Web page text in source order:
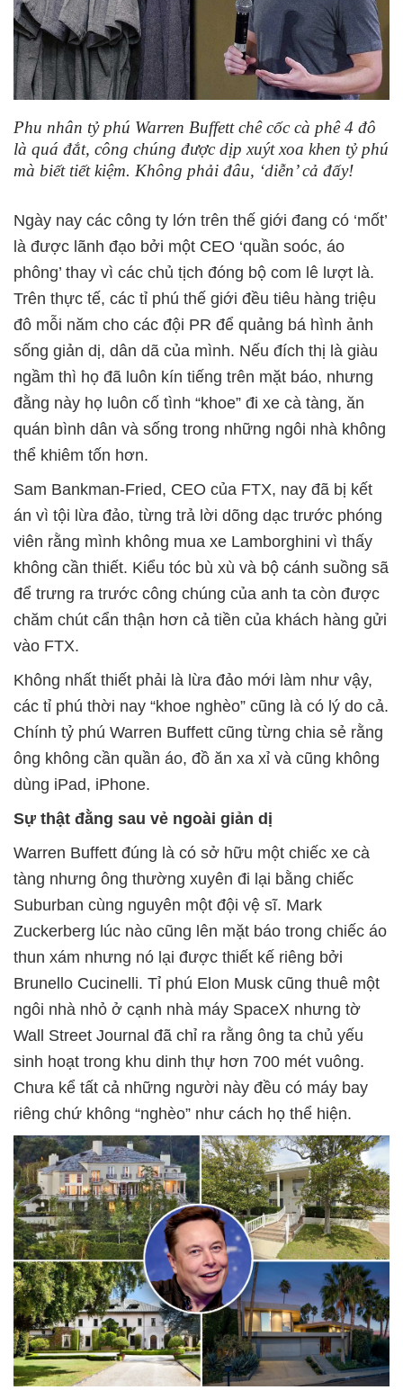
Phu nhân tỷ phú Warren Buffett chê cốc cà phê 4 đô
là quá đắt, công chúng được dịp xuýt xoa khen tỷ phú
mà biết tiết kiệm. Không phải đâu, ‘diễn’ cả đấy!
Ngày nay các công ty lớn trên thế giới đang có ‘mốt’
là được lãnh đạo bởi một CEO ‘quần soóc, áo
phông’ thay vì các chủ tịch đóng bộ com lê lượt là.
Trên thực tế, các tỉ phú thế giới đều tiêu hàng triệu
đô mỗi năm cho các đội PR để quảng bá hình ảnh
sống giản dị, dân dã của mình. Nếu đích thị là giàu
ngầm thì họ đã luôn kín tiếng trên mặt báo, nhưng
đằng này họ luôn cố tình “khoe” đi xe cà tàng, ăn
quán bình dân và sống trong những ngôi nhà không
thể khiêm tốn hơn.
Sam Bankman-Fried, CEO của FTX, nay đã bị kết
án vì tội lừa đảo, từng trả lời dõng dạc trước phóng
viên rằng mình không mua xe Lamborghini vì thấy
không cần thiết. Kiểu tóc bù xù và bộ cánh suồng sã
để trưng ra trước công chúng của anh ta còn được
chăm chút cẩn thận hơn cả tiền của khách hàng gửi
vào FTX.
Không nhất thiết phải là lừa đảo mới làm như vậy,
các tỉ phú thời nay “khoe nghèo” cũng là có lý do cả.
Chính tỷ phú Warren Buffett cũng từng chia sẻ rằng
ông không cần quần áo, đồ ăn xa xỉ và cũng không
dùng iPad, iPhone.
Sự thật đằng sau vẻ ngoài giản dị
Warren Buffett đúng là có sở hữu một chiếc xe cà
tàng nhưng ông thường xuyên đi lại bằng chiếc
Suburban cùng nguyên một đội vệ sĩ. Mark
Zuckerberg lúc nào cũng lên mặt báo trong chiếc áo
thun xám nhưng nó lại được thiết kế riêng bởi
Brunello Cucinelli. Tỉ phú Elon Musk cũng thuê một
ngôi nhà nhỏ ở cạnh nhà máy SpaceX nhưng tờ
Wall Street Journal đã chỉ ra rằng ông ta chủ yếu
sinh hoạt trong khu dinh thự hơn 700 mét vuông.
Chưa kể tất cả những người này đều có máy bay
riêng chứ không “nghèo” như cách họ thể hiện.